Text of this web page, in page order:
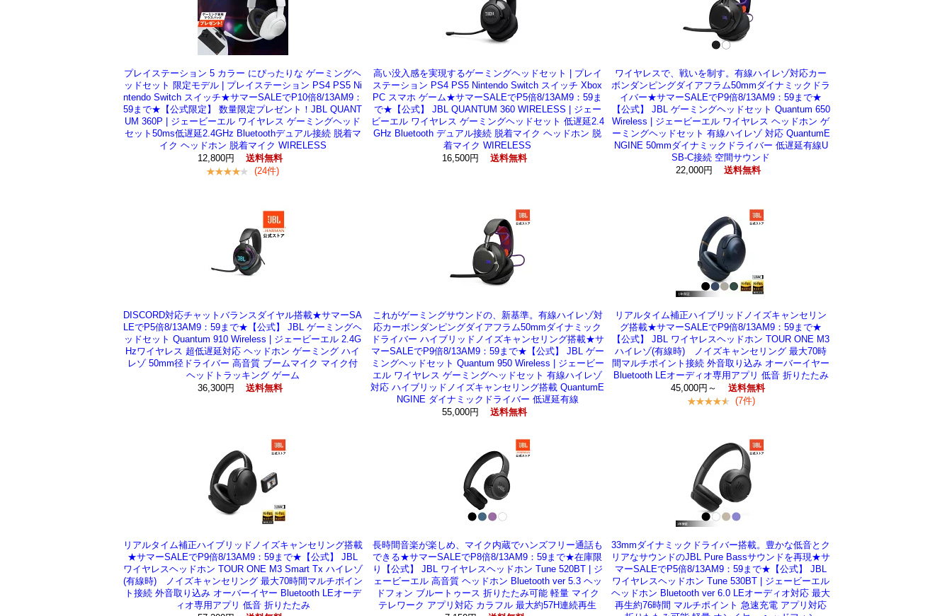
プレイステーション 5 カラー にぴったりな ゲーミングヘ
ッドセット 限定モデル | プレイステーション PS4 PS5 Ni
ntendo Switch スイッチ★サマーSALEでP10倍8/13AM9：
59まで★【公式限定】 数量限定プレゼント！JBL QUANT
UM 360P | ジェービーエル ワイヤレス ゲーミングヘッド
セット50ms低遅延2.4GHz Bluetoothデュアル接続 脱着マ
イク ヘッドホン 脱着マイク WIRELESS
12,800円
送料無料
(24件)
高い没入感を実現するゲーミングヘッドセット | プレイ
ステーション PS4 PS5 Nintendo Switch スイッチ Xbox
PC スマホ ゲーム★サマーSALEでP5倍8/13AM9：59ま
で★【公式】 JBL QUANTUM 360 WIRELESS | ジェー
ビーエル ワイヤレス ゲーミングヘッドセット 低遅延2.4
GHz Bluetooth デュアル接続 脱着マイク ヘッドホン 脱
着マイク WIRELESS
16,500円
送料無料
ワイヤレスで、戦いを制す。有線ハイレゾ対応カー
ボンダンピングダイアフラム50mmダイナミックドラ
イバー★サマーSALEでP9倍8/13AM9：59まで★
【公式】 JBL ゲーミングヘッドセット Quantum 650
Wireless | ジェービーエル ワイヤレス ヘッドホン ゲ
ーミングヘッドセット 有線ハイレゾ 対応 QuantumE
NGINE 50mmダイナミックドライバー 低遅延有線U
SB-C接続 空間サウンド
22,000円
送料無料
DISCORD対応チャットバランスダイヤル搭載★サマーSA
LEでP5倍8/13AM9：59まで★【公式】 JBL ゲーミングヘ
ッドセット Quantum 910 Wireless | ジェービーエル 2.4G
Hzワイヤレス 超低遅延対応 ヘッドホン ゲーミング ハイ
レゾ 50mm径ドライバー 高音質 ブームマイク マイク付
ヘッドトラッキング ゲーム
36,300円
送料無料
これがゲーミングサウンドの、新基準。有線ハイレゾ対
応カーボンダンピングダイアフラム50mmダイナミック
ドライバー ハイブリッドノイズキャンセリング搭載★サ
マーSALEでP9倍8/13AM9：59まで★【公式】 JBL ゲー
ミングヘッドセット Quantum 950 Wireless | ジェービー
エル ワイヤレス ゲーミングヘッドセット 有線ハイレゾ
対応 ハイブリッドノイズキャンセリング搭載 QuantumE
NGINE ダイナミックドライバー 低遅延有線
55,000円
送料無料
リアルタイム補正ハイブリッドノイズキャンセリン
グ搭載★サマーSALEでP9倍8/13AM9：59まで★
【公式】 JBL ワイヤレスヘッドホン TOUR ONE M3
ハイレゾ(有線時) ノイズキャンセリング 最大70時
間マルチポイント接続 外音取り込み オーバーイヤー
Bluetooth LEオーディオ専用アプリ 低音 折りたたみ
45,000円～
送料無料
(7件)
リアルタイム補正ハイブリッドノイズキャンセリング搭載
★サマーSALEでP9倍8/13AM9：59まで★【公式】 JBL
ワイヤレスヘッドホン TOUR ONE M3 Smart Tx ハイレゾ
(有線時) ノイズキャンセリング 最大70時間マルチポイン
ト接続 外音取り込み オーバーイヤー Bluetooth LEオーデ
ィオ専用アプリ 低音 折りたたみ
長時間音楽が楽しめ、マイク内蔵でハンズフリー通話も
できる★サマーSALEでP8倍8/13AM9：59まで★在庫限
り【公式】 JBL ワイヤレスヘッドホン Tune 520BT | ジ
ェービーエル 高音質 ヘッドホン Bluetooth ver 5.3 ヘッ
ドフォン ブルートゥース 折りたたみ可能 軽量 マイク
テレワーク アプリ対応 カラフル 最大約57H連続再生
33mmダイナミックドライバー搭載。豊かな低音とク
リアなサウンドのJBL Pure Bassサウンドを再現★サ
マーSALEでP5倍8/13AM9：59まで★【公式】 JBL
ワイヤレスヘッドホン Tune 530BT | ジェービーエル
ヘッドホン Bluetooth ver 6.0 LEオーディオ対応 最大
再生約76時間 マルチポイント 急速充電 アプリ対応